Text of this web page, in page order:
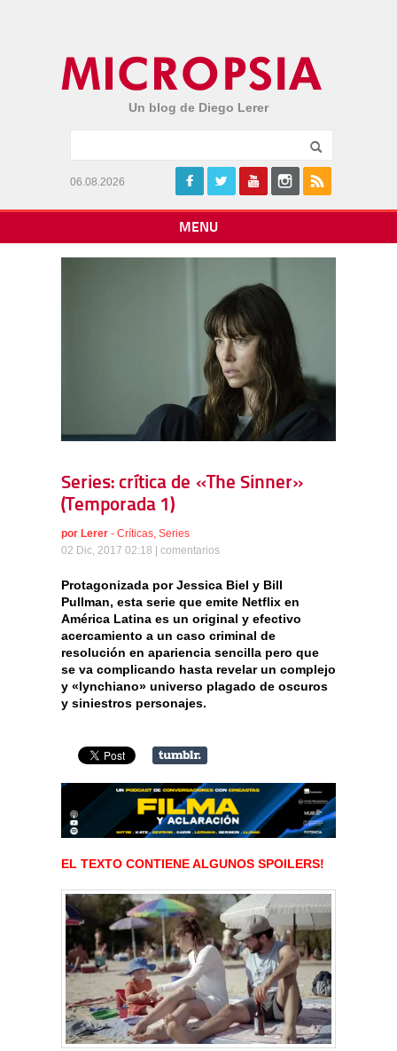
Un blog de Diego Lerer
06.08.2026
MENU
Series: crítica de «The Sinner»
(Temporada 1)
por Lerer - Críticas Series
02 Dic, 2017 02:18 | comentarios
Protagonizada por Jessica Biel y Bill
Pullman, esta serie que emite Netflix en
América Latina es un original y efectivo
acercamiento a un caso criminal de
resolución en apariencia sencilla pero que
se va complicando hasta revelar un complejo
y «lynchiano» universo plagado de oscuros
y siniestros personajes.
EL TEXTO CONTIENE ALGUNOS SPOILERS!